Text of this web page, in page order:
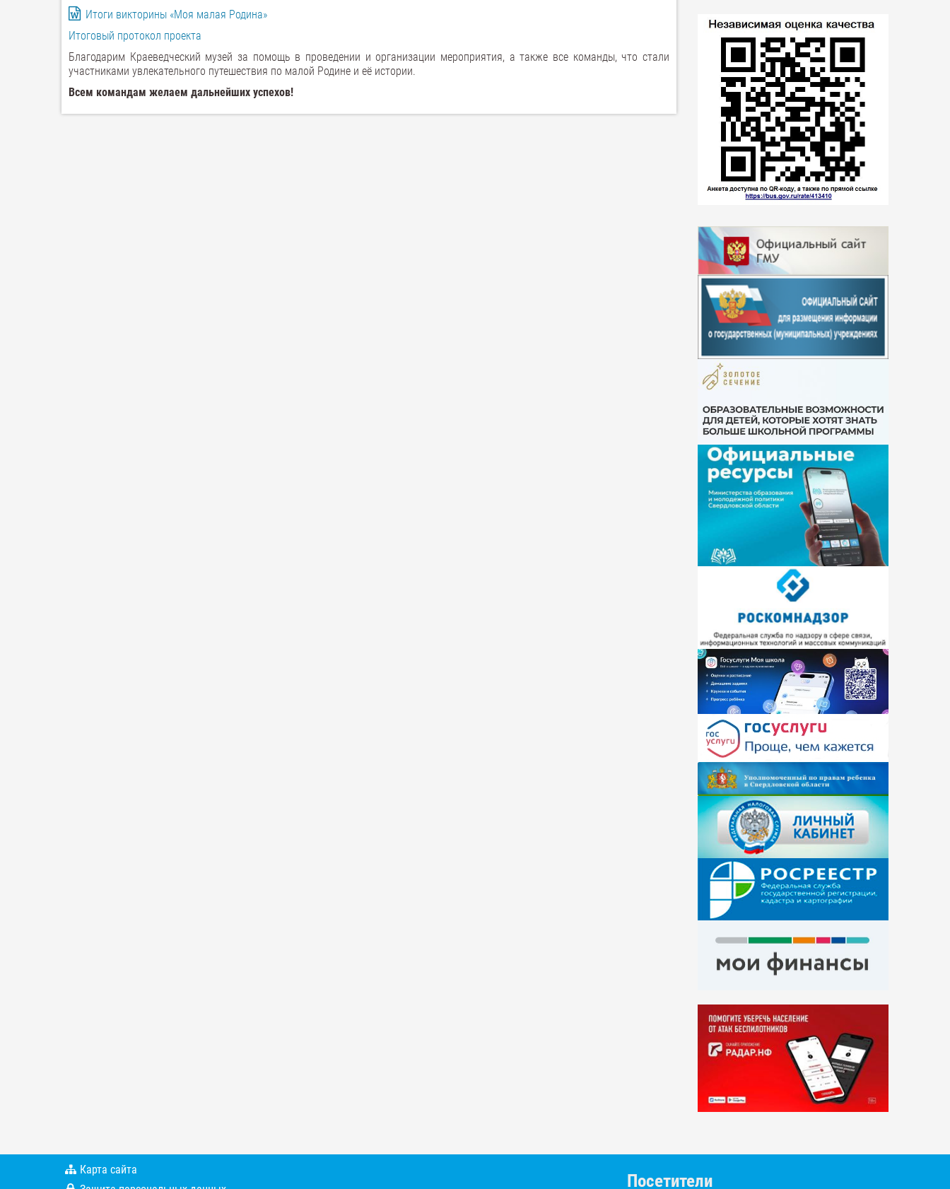
Итоги викторины «Моя малая Родина»
Итоговый протокол проекта
Благодарим Краеведческий музей за помощь в проведении и организации мероприятия, а также все команды, что стали
участниками увлекательного путешествия по малой Родине и её истории.
Всем командам желаем дальнейших успехов!
Карта сайта
Посетители